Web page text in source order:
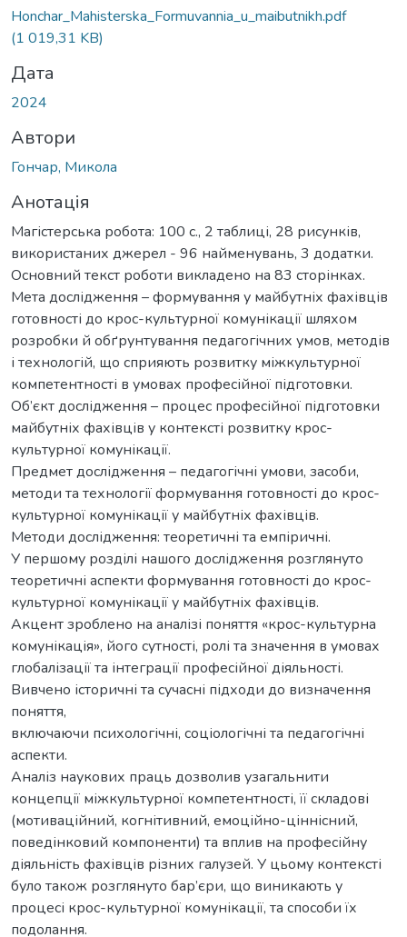
Honchar_Mahisterska_Formuvannia_u_maibutnikh.pdf
(1 019,31 KB)
Дата
2024
Автори
Гончар, Микола
Анотація
Магістерська робота: 100 с., 2 таблиці, 28 рисунків,
використаних джерел - 96 найменувань, 3 додатки.
Основний текст роботи викладено на 83 сторінках.
Мета дослідження – формування у майбутніх фахівців
готовності до крос-культурної комунікації шляхом
розробки й обґрунтування педагогічних умов, методів
і технологій, що сприяють розвитку міжкультурної
компетентності в умовах професійної підготовки.
Об’єкт дослідження – процес професійної підготовки
майбутніх фахівців у контексті розвитку крос-
культурної комунікації.
Предмет дослідження – педагогічні умови, засоби,
методи та технології формування готовності до крос-
культурної комунікації у майбутніх фахівців.
Методи дослідження: теоретичні та емпіричні.
У першому розділі нашого дослідження розглянуто
теоретичні аспекти формування готовності до крос-
культурної комунікації у майбутніх фахівців.
Акцент зроблено на аналізі поняття «крос-культурна
комунікація», його сутності, ролі та значення в умовах
глобалізації та інтеграції професійної діяльності.
Вивчено історичні та сучасні підходи до визначення
поняття,
включаючи психологічні, соціологічні та педагогічні
аспекти.
Аналіз наукових праць дозволив узагальнити
концепції міжкультурної компетентності, її складові
(мотиваційний, когнітивний, емоційно-ціннісний,
поведінковий компоненти) та вплив на професійну
діяльність фахівців різних галузей. У цьому контексті
було також розглянуто бар’єри, що виникають у
процесі крос-культурної комунікації, та способи їх
подолання.